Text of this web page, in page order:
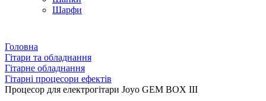
Шарфи
Головна
Гітари та обладнання
Гітарне обладнання
Гітарні процесори ефектів
Процесор для електрогітари Joyo GEM BOX III